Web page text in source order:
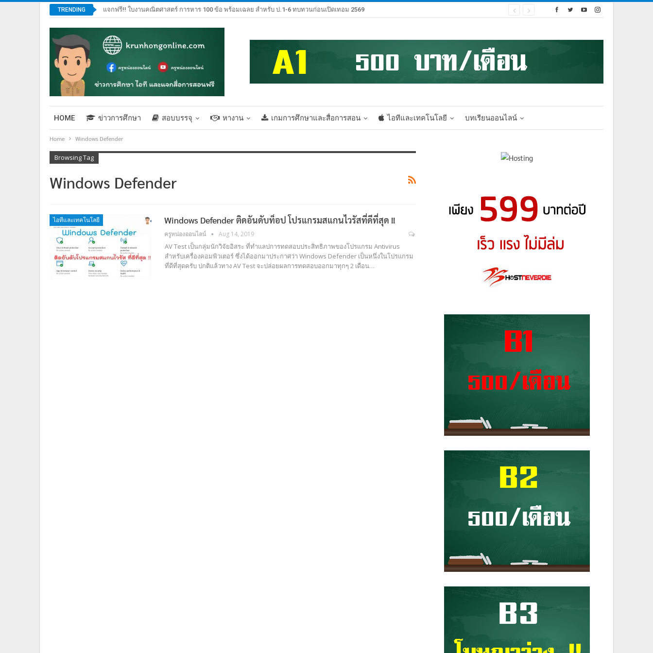
TRENDING แจกฟรี!! ใบงานคณิตศาสตร์ การหาร 100 ข้อ พร้อมเฉลย สำหรับ ป.1-6 ทบทวนก่อนเปิดเทอม 2569
HOME ข่าวการศึกษา สอบบรรจุ หางาน เกมการศึกษาและสื่อการสอน ไอทีและเทคโนโลยี บทเรียนออนไลน์
Home Windows Defender
Browsing Tag
Windows Defender
ไอทีและเทคโนโลยี Windows Defender ติดอันดับท็อป โปรแกรมสแกนไวรัสที่ดีที่สุด !!
ครูหน่องออนไลน์ Aug 14, 2019
AV Test เป็นกลุ่มนักวิจัยอิสระ ที่ทำแลปการทดสอบประสิทธิภาพของโปรแกรม Antivirus
สำหรับเครื่องคอมพิวเตอร์ ซึ่งได้ออกมาประกาศว่า Windows Defender เป็นหนึ่งในโปรแกรม
ที่ดีที่สุดครับ ปกติแล้วทาง AV Test จะปล่อยผลการทดสอบออกมาทุกๆ 2 เดือน…